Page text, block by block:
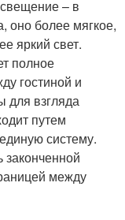
– в
оно более мягкое,
яркий свет.
полное
гостиной и
для взгляда
путем
систему.
законченной
между